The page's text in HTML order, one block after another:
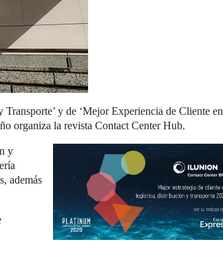
y de ‘Mejor Experiencia de Cliente en
organiza la revista Contact Center Hub.
y
además